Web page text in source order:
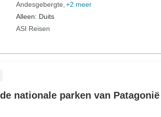
Andesgebergte +2 meer
Alleen: Duits
ASI Reisen
nationale parken van Patagonië